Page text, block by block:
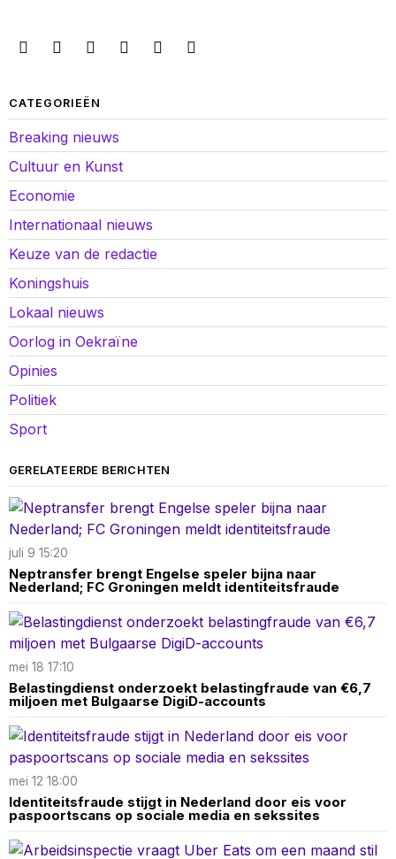
CATEGORIEËN
Breaking nieuws
Cultuur en Kunst
Economie
Internationaal nieuws
Keuze van de redactie
Koningshuis
Lokaal nieuws
Oorlog in Oekraïne
Opinies
Politiek
Sport
GERELATEERDE BERICHTEN
juli 9 15:20
Neptransfer brengt Engelse speler bijna naar
Nederland; FC Groningen meldt identiteitsfraude
mei 18 17:10
Belastingdienst onderzoekt belastingfraude van €6,7
miljoen met Bulgaarse DigiD-accounts
mei 12 18:00
Identiteitsfraude stijgt in Nederland door eis voor
paspoortscans op sociale media en sekssites